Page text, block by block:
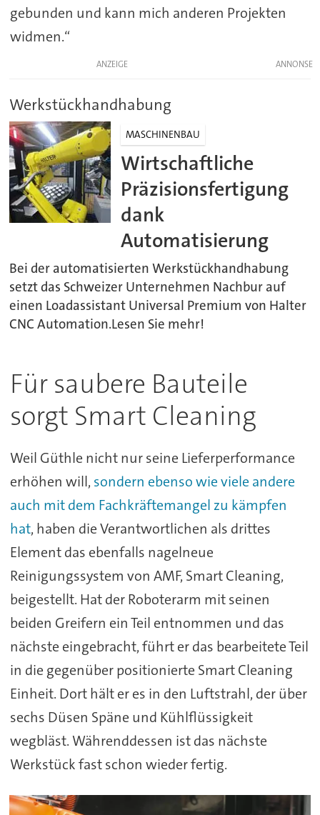
gebunden und kann mich anderen Projekten
widmen.“
ANZEIGE
Werkstückhandhabung
MASCHINENBAU
Wirtschaftliche
Präzisionsfertigung
dank
Automatisierung
Bei der automatisierten Werkstückhandhabung
setzt das Schweizer Unternehmen Nachbur auf
einen Loadassistant Universal Premium von Halter
CNC Automation.Lesen Sie mehr!
Für saubere Bauteile
sorgt Smart Cleaning
Weil Güthle nicht nur seine Lieferperformance
erhöhen will, sondern ebenso wie viele andere
auch mit dem Fachkräftemangel zu kämpfen
hat, haben die Verantwortlichen als drittes
Element das ebenfalls nagelneue
Reinigungssystem von AMF, Smart Cleaning,
beigestellt. Hat der Roboterarm mit seinen
beiden Greifern ein Teil entnommen und das
nächste eingebracht, führt er das bearbeitete Teil
in die gegenüber positionierte Smart Cleaning
Einheit. Dort hält er es in den Luftstrahl, der über
sechs Düsen Späne und Kühlflüssigkeit
wegbläst. Währenddessen ist das nächste
Werkstück fast schon wieder fertig.